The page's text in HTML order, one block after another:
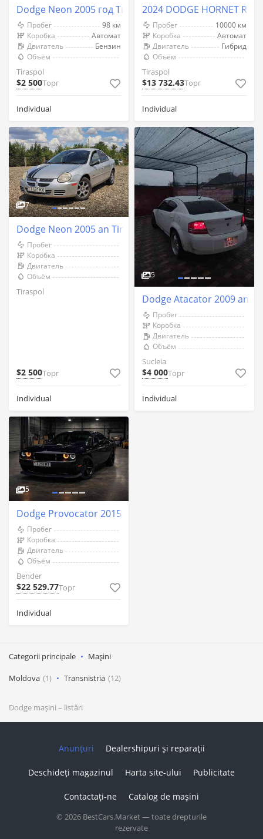
Dodge Neon 2005 год Тирасполь
Пробег
98 км
Коробка
Автомат
Двигатель
Бензин
Объём
Tiraspol
$2 500Торг
Individual
2024 DODGE HORNET R
Пробег
10000 км
Коробка
Автомат
Двигатель
Гибрид
Объём
Tiraspol
$13 732.43Торг
Individual
7
Dodge Neon 2005 an Tiraspol
Пробег
Коробка
Двигатель
Объём
Tiraspol
$2 500Торг
Individual
5
Dodge Atacator 2009 an
Пробег
Коробка
Двигатель
Объём
Sucleia
$4 000Торг
Individual
5
Dodge Provocator 2015 an Bender
Пробег
Коробка
Двигатель
Объём
Bender
$22 529.77Торг
Individual
Categorii principale Mașini
Moldova (1) Transnistria (12)
Dodge mașini – listări
© 2026 BestCars.Market — toate drepturile
rezervate
Anunțuri Dealershipuri și reparații
Deschideți magazinul Harta site-ului Publicitate
Contactați-ne Catalog de mașini